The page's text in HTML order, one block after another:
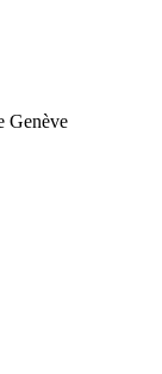
Genève